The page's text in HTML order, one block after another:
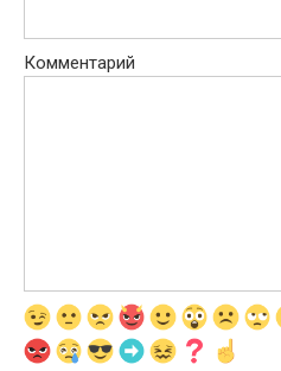
Комментарий